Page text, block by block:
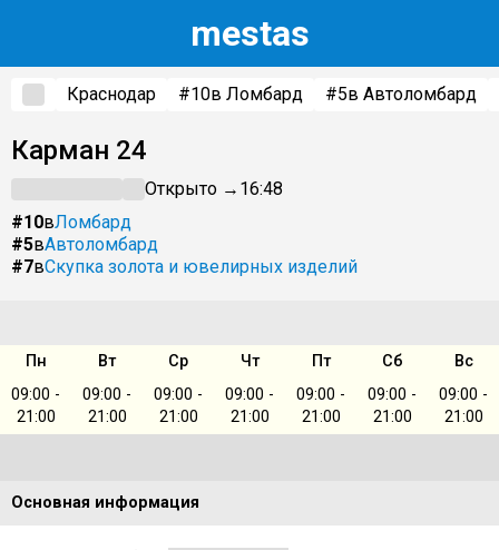
mestas
Краснодар #10в Ломбард #5в Автоломбард
Карман 24
Открыто → 16:48
#10вЛомбард
#5вАвтоломбард
#7вСкупка золота и ювелирных изделий
Пн Вт Ср Чт Пт Сб
Вс
09:00 -
21:00
09:00 -
21:00
09:00 -
21:00
09:00 -
21:00
09:00 -
21:00
09:00 -
21:00
09:00 -
21:00
Основная информация